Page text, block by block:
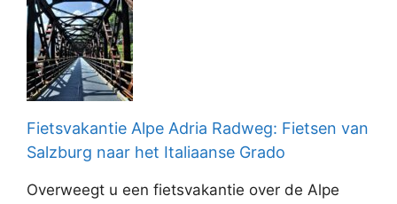
Fietsvakantie Alpe Adria Radweg: Fietsen van
Salzburg naar het Italiaanse Grado
Overweegt u een fietsvakantie over de Alpe